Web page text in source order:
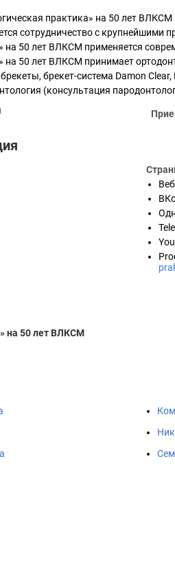
практика» на 50 лет
сотрудничество с крупнейшими
на 50 лет ВЛКСМ применяется
на 50 лет ВЛКСМ принимает
брекет-система Damon
(консультация
на 50 лет ВЛКСМ